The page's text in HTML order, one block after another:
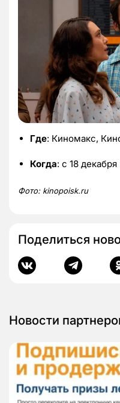
Где: Киномакс,
Когда: с 18 декабря
Фото: kinopoisk.ru
Поделиться
Новости